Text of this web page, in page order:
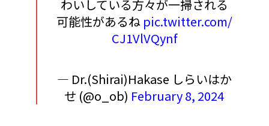
わいしている方々が一掃される
可能性があるね pic.twitter.com/
CJ1VlVQynf
— Dr.(Shirai)Hakase しらいはか
せ (@o_ob) February 8, 2024